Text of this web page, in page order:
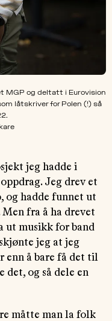
MGP og deltatt i Eurovision
låtskriver for Polen (!) så
jeg hadde i
Jeg drev et
og hadde funnet ut
Men fra å ha drevet
ut musikk for band
jeg at jeg
enn å bare få det til
og så dele en
måtte man la folk